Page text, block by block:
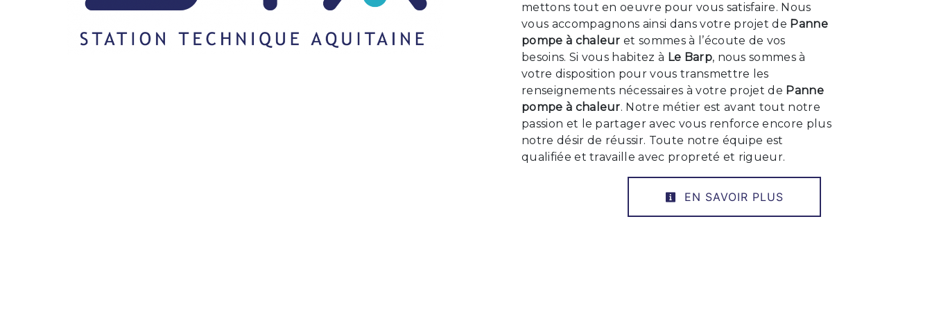
mettons tout en oeuvre pour vous satisfaire. Nous
vous accompagnons ainsi dans votre projet de Panne
pompe à chaleur et sommes à l’écoute de vos
besoins. Si vous habitez à Le Barp, nous sommes à
votre disposition pour vous transmettre les
renseignements nécessaires à votre projet de Panne
pompe à chaleur. Notre métier est avant tout notre
passion et le partager avec vous renforce encore plus
notre désir de réussir. Toute notre équipe est
qualifiée et travaille avec propreté et rigueur.
EN SAVOIR PLUS